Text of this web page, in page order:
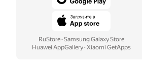
RuStore· Samsung Galaxy Store
Huawei AppGallery· Xiaomi GetApps